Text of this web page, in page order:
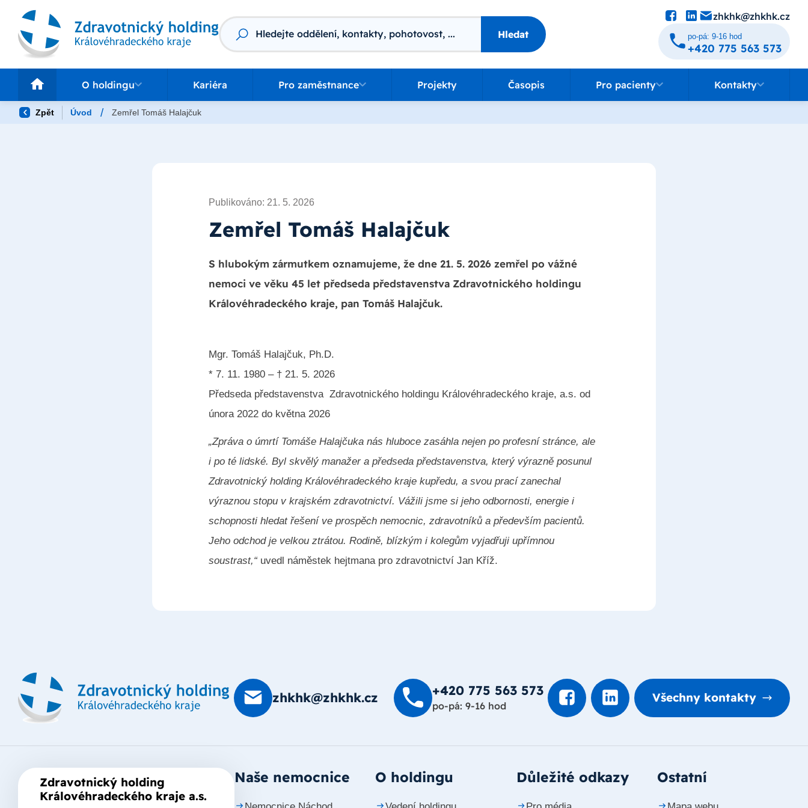
Vyhledávání
Hledat
zhkhk@zhkhk.cz
po-pá: 9-16 hod
+420 775 563 573
O holdingu Kariéra Pro zaměstnance Projekty Časopis Pro pacienty Kontakty
Zpět Úvod / Zemřel Tomáš Halajčuk
Publikováno: 21. 5. 2026
Zemřel Tomáš Halajčuk
S hlubokým zármutkem oznamujeme, že dne 21. 5. 2026 zemřel po vážné
nemoci ve věku 45 let předseda představenstva Zdravotnického holdingu
Královéhradeckého kraje, pan Tomáš Halajčuk.
Mgr. Tomáš Halajčuk, Ph.D.
* 7. 11. 1980 – † 21. 5. 2026
Předseda představenstva Zdravotnického holdingu Královéhradeckého kraje, a.s. od
února 2022 do května 2026
„Zpráva o úmrtí Tomáše Halajčuka nás hluboce zasáhla nejen po profesní stránce, ale
i po té lidské. Byl skvělý manažer a předseda představenstva, který výrazně posunul
Zdravotnický holding Královéhradeckého kraje kupředu, a svou prací zanechal
výraznou stopu v krajském zdravotnictví. Vážili jsme si jeho odbornosti, energie i
schopnosti hledat řešení ve prospěch nemocnic, zdravotníků a především pacientů.
Jeho odchod je velkou ztrátou. Rodině, blízkým i kolegům vyjadřuji upřímnou
soustrast,“ uvedl náměstek hejtmana pro zdravotnictví Jan Kříž.
zhkhk@zhkhk.cz +420 775 563 573
po-pá: 9-16 hod
Všechny kontakty
Zdravotnický holding
Královéhradeckého kraje a.s.
Naše nemocnice O holdingu Důležité odkazy Ostatní